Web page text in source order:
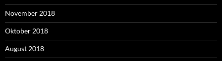
November 2018
Oktober 2018
August 2018